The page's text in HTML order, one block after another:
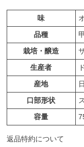
味
品種
栽培・醸造
生産者
産地
口部形状
容量
返品特約について